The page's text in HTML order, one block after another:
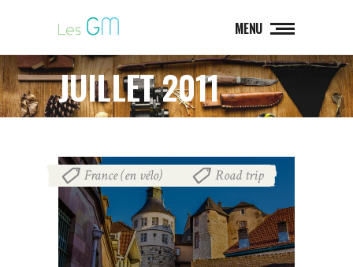
MENU
JUILLET 2011
France (en vélo) Road trip